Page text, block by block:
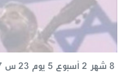
8 شهر 2 أسبوع 5 يوم 23 س 7 د 8 ث